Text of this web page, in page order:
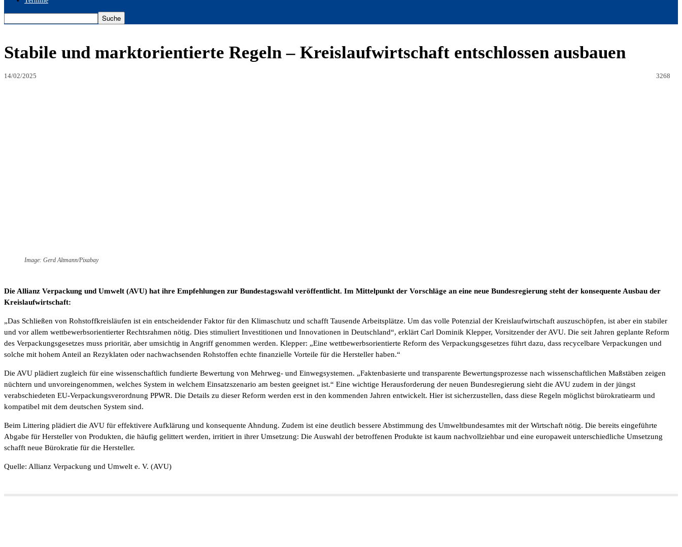
Stabile und marktorientierte Regeln – Kreislaufwirtschaft entschlossen ausbauen
14/02/2025 3268
Image: Gerd Altmann/Pixabay
Die Allianz Verpackung und Umwelt (AVU) hat ihre Empfehlungen zur Bundestagswahl veröffentlicht. Im Mittelpunkt der Vorschläge an eine neue Bundesregierung steht der konsequente Ausbau der
Kreislaufwirtschaft:
„Das Schließen von Rohstoffkreisläufen ist ein entscheidender Faktor für den Klimaschutz und schafft Tausende Arbeitsplätze. Um das volle Potenzial der Kreislaufwirtschaft auszuschöpfen, ist aber ein stabiler
und vor allem wettbewerbsorientierter Rechtsrahmen nötig. Dies stimuliert Investitionen und Innovationen in Deutschland“, erklärt Carl Dominik Klepper, Vorsitzender der AVU. Die seit Jahren geplante Reform
des Verpackungsgesetzes muss prioritär, aber umsichtig in Angriff genommen werden. Klepper: „Eine wettbewerbsorientierte Reform des Verpackungsgesetzes führt dazu, dass recycelbare Verpackungen und
solche mit hohem Anteil an Rezyklaten oder nachwachsenden Rohstoffen echte finanzielle Vorteile für die Hersteller haben.“
Die AVU plädiert zugleich für eine wissenschaftlich fundierte Bewertung von Mehrweg- und Einwegsystemen. „Faktenbasierte und transparente Bewertungsprozesse nach wissenschaftlichen Maßstäben zeigen
nüchtern und unvoreingenommen, welches System in welchem Einsatzszenario am besten geeignet ist.“ Eine wichtige Herausforderung der neuen Bundesregierung sieht die AVU zudem in der jüngst
verabschiedeten EU-Verpackungsverordnung PPWR. Die Details zu dieser Reform werden erst in den kommenden Jahren entwickelt. Hier ist sicherzustellen, dass diese Regeln möglichst bürokratiearm und
kompatibel mit dem deutschen System sind.
Beim Littering plädiert die AVU für effektivere Aufklärung und konsequente Ahndung. Zudem ist eine deutlich bessere Abstimmung des Umweltbundesamtes mit der Wirtschaft nötig. Die bereits eingeführte
Abgabe für Hersteller von Produkten, die häufig gelittert werden, irritiert in ihrer Umsetzung: Die Auswahl der betroffenen Produkte ist kaum nachvollziehbar und eine europaweit unterschiedliche Umsetzung
schafft neue Bürokratie für die Hersteller.
Quelle: Allianz Verpackung und Umwelt e. V. (AVU)